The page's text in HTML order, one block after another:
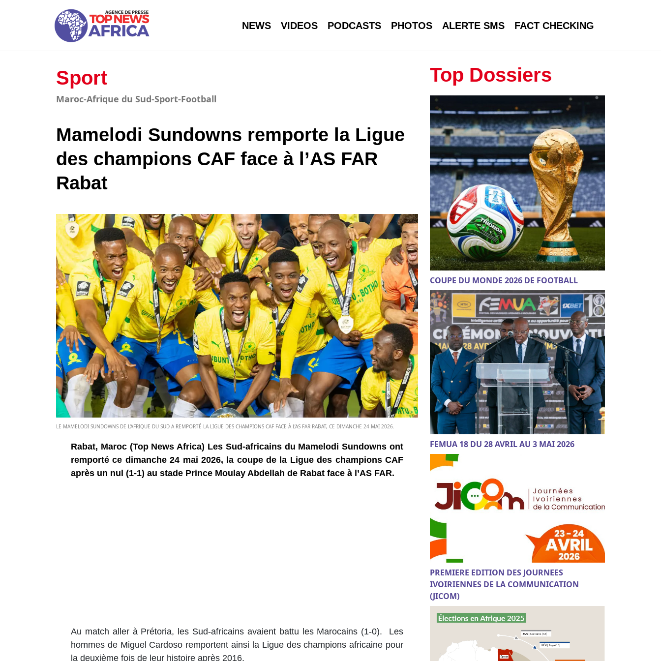
NEWS VIDEOS PODCASTS PHOTOS ALERTE SMS FACT CHECKING
Sport
Maroc-Afrique du Sud-Sport-Football
Mamelodi Sundowns remporte la Ligue
des champions CAF face à l’AS FAR
Rabat
LE MAMELODI SUNDOWNS DE L'AFRIQUE DU SUD A REMPORTÉ LA LIGUE DES CHAMPIONS CAF FACE À L’AS FAR RABAT, CE DIMANCHE 24 MAI 2026.
Rabat, Maroc (Top News Africa) Les Sud-africains du Mamelodi Sundowns ont
remporté ce dimanche 24 mai 2026, la coupe de la Ligue des champions CAF
après un nul (1-1) au stade Prince Moulay Abdellah de Rabat face à l’AS FAR.
Au match aller à Prétoria, les Sud-africains avaient battu les Marocains (1-0). Les
hommes de Miguel Cardoso remportent ainsi la Ligue des champions africaine pour
la deuxième fois de leur histoire après 2016.
Top Dossiers
COUPE DU MONDE 2026 DE FOOTBALL
FEMUA 18 DU 28 AVRIL AU 3 MAI 2026
PREMIERE EDITION DES JOURNEES
IVOIRIENNES DE LA COMMUNICATION
(JICOM)